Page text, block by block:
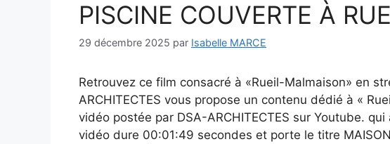
PISCINE COUVERTE À
29 décembre 2025 par Isabelle MARCE
Retrouvez ce film consacré à «Rueil-Malmaison» en
ARCHITECTES vous propose un contenu dédié à «
vidéo postée par DSA-ARCHITECTES sur Youtube.
vidéo dure 00:01:49 secondes et porte le titre MAISON